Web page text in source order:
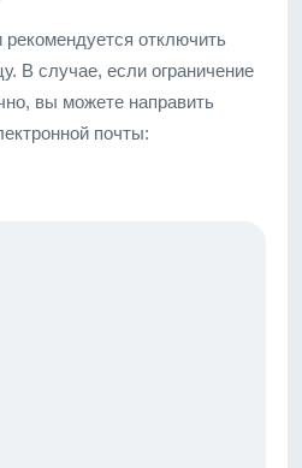
отключить
В случае, если ограничение
вы можете направить
почты: